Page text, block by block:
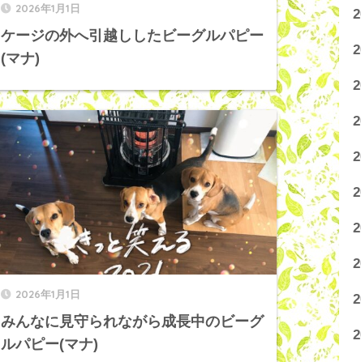
2026年1月1日
ケージの外へ引越ししたビーグルパピー
(マナ)
2026年1月1日
みんなに見守られながら成長中のビーグ
ルパピー(マナ)